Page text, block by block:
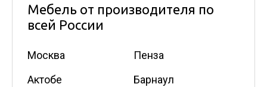
Мебель от производителя по
всей России
Москва
Пенза
Актобе
Барнаул